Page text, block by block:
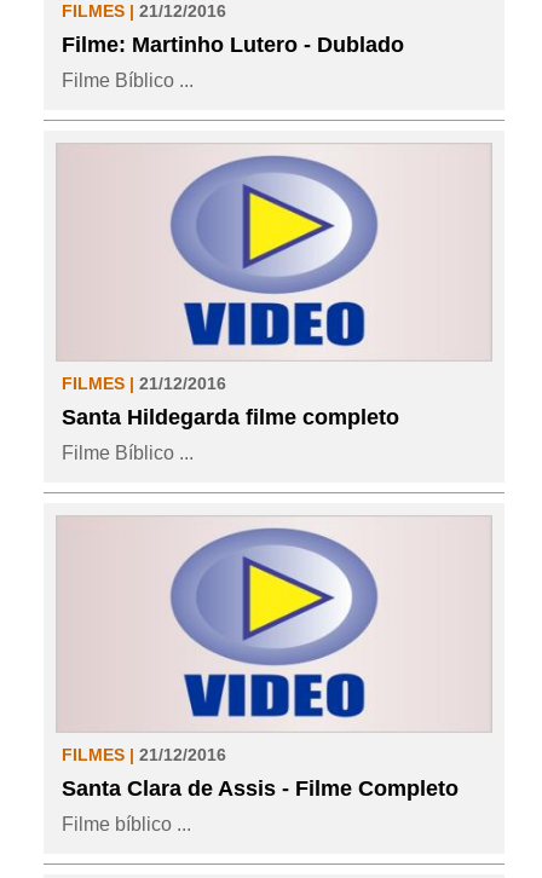
FILMES | 21/12/2016
Filme: Martinho Lutero - Dublado
Filme Bíblico ...
FILMES | 21/12/2016
Santa Hildegarda filme completo
Filme Bíblico ...
FILMES | 21/12/2016
Santa Clara de Assis - Filme Completo
Filme bíblico ...